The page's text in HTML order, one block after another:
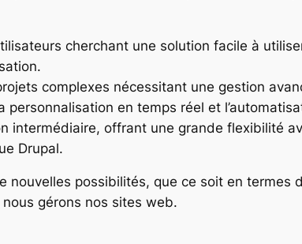
cherchant une solution facile à
complexes nécessitant une gestion
personnalisation en temps réel et
intermédiaire, offrant une grande flexibilité
Drupal.
nouvelles possibilités, que ce soit en termes
gérons nos sites web.